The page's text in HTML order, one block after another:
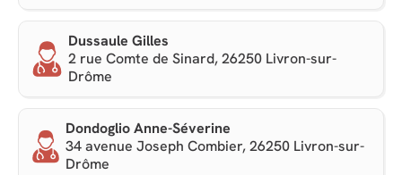
Dussaule Gilles
2 rue Comte de Sinard, 26250 Livron-sur-
Drôme
Dondoglio Anne-Séverine
34 avenue Joseph Combier, 26250 Livron-sur-
Drôme